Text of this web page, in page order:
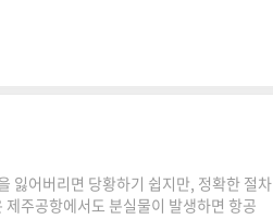
이 중요합니다. 인천공항 1터미널에서
물을 관리합니다. 2. ..
잃어버리면 당황하기 쉽지만, 정확한 절차
주공항에서도 분실물이 발생하면 항공